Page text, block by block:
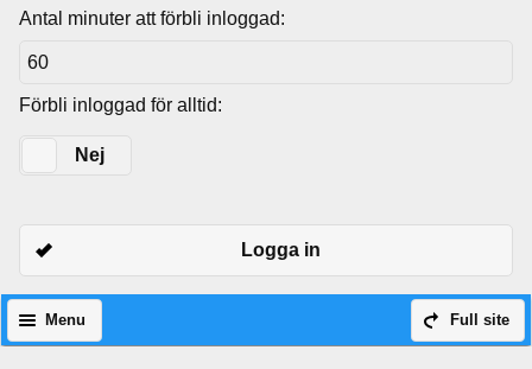
Antal minuter att förbli inloggad:
Förbli inloggad för alltid:
Nej
Logga in
Full site
Menu